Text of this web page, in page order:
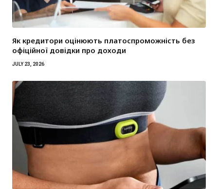
Як кредитори оцінюють платоспроможність без
офіційної довідки про доходи
JULY 23, 2026